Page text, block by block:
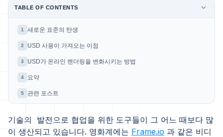
기술의 발전으로 협업을 위한 도구들이 그 어느 때보다 많
이 생산되고 있습니다. 영화계에는 Frame.io 과 같은 비디
TABLE OF CONTENTS
1 새로운 표준의 탄생
2 USD 사용이 가져오는 이점
3 USD가 온라인 렌더링을 변화시키는 방법
4 요약
5 관련 포스트